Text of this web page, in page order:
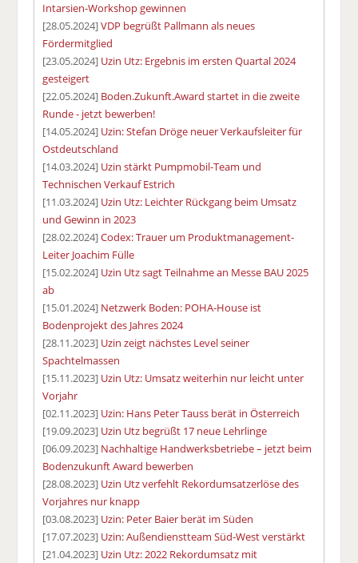
Intarsien-Workshop gewinnen
[28.05.2024]VDP begrüßt Pallmann als neues
Fördermitglied
[23.05.2024] Uzin Utz: Ergebnis im ersten Quartal 2024
gesteigert
[22.05.2024] Boden.Zukunft.Award startet in die zweite
Runde - jetzt bewerben!
[14.05.2024] Uzin: Stefan Dröge neuer Verkaufsleiter für
Ostdeutschland
[14.03.2024] Uzin stärkt Pumpmobil-Team und
Technischen Verkauf Estrich
[11.03.2024] Uzin Utz: Leichter Rückgang beim Umsatz
und Gewinn in 2023
[28.02.2024]Codex: Trauer um Produktmanagement-
Leiter Joachim Fülle
[15.02.2024] Uzin Utz sagt Teilnahme an Messe BAU 2025
ab
[15.01.2024] Netzwerk Boden: POHA-House ist
Bodenprojekt des Jahres 2024
[28.11.2023] Uzin zeigt nächstes Level seiner
Spachtelmassen
[15.11.2023] Uzin Utz: Umsatz weiterhin nur leicht unter
Vorjahr
[02.11.2023] Uzin: Hans Peter Tauss berät in Österreich
[19.09.2023] Uzin Utz begrüßt 17 neue Lehrlinge
[06.09.2023] Nachhaltige Handwerksbetriebe – jetzt beim
Bodenzukunft Award bewerben
[28.08.2023] Uzin Utz verfehlt Rekordumsatzerlöse des
Vorjahres nur knapp
[03.08.2023] Uzin: Peter Baier berät im Süden
[17.07.2023] Uzin: Außendienstteam Süd-West verstärkt
[21.04.2023] Uzin Utz: 2022 Rekordumsatz mit